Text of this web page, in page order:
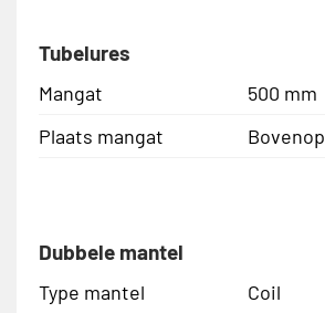
Tubelures
Mangat
500 mm
Plaats mangat
Bovenop
Dubbele mantel
Type mantel
Coil